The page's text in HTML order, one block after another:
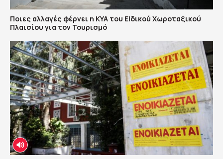
Ποιες αλλαγές φέρνει η ΚΥΑ του ΕΙδικού Χωροταξικού
Πλαισίου για τον Τουρισμό